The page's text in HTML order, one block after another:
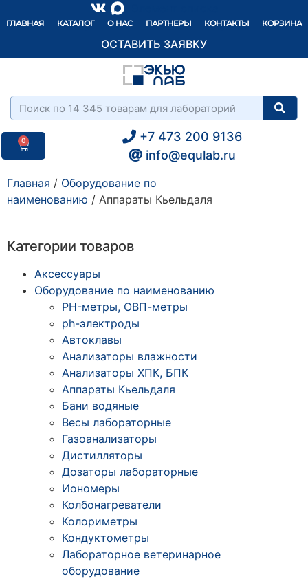
ГЛАВНАЯ КАТАЛОГ О НАС ПАРТНЕРЫ КОНТАКТЫ КОРЗИНА
ОСТАВИТЬ ЗАЯВКУ
0
+7 473 200 9136
info@equlab.ru
Главная / Оборудование по
наименованию / Аппараты Кьельдаля
Категории товаров
Аксессуары
Оборудование по наименованию
PH-метры, ОВП-метры
ph-электроды
Автоклавы
Анализаторы влажности
Анализаторы ХПК, БПК
Аппараты Кьельдаля
Бани водяные
Весы лабораторные
Газоанализаторы
Дистилляторы
Дозаторы лабораторные
Иономеры
Колбонагреватели
Колориметры
Кондуктометры
Лабораторное ветеринарное
оборудование